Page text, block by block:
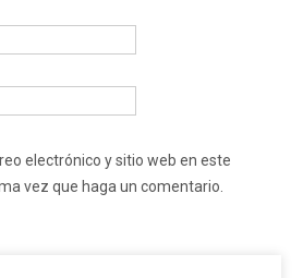
electrónico y sitio web en este
vez que haga un comentario.